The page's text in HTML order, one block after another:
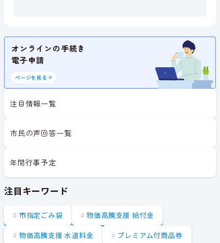
オンラインの手続き
電子申請
ページを見る
注目情報一覧
市民の声回答一覧
年間行事予定
注目キーワード
市指定ごみ袋 物価高騰支援 給付金
物価高騰支援 水道料金 プレミアム付商品券